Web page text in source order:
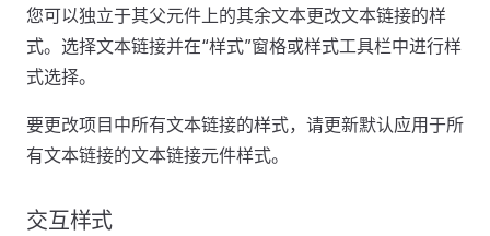
您可以独立于其父元件上的其余文本更改文本链接的样
式。选择文本链接并在“样式”窗格或样式工具栏中进行样
式选择。
要更改项目中所有文本链接的样式，请更新默认应用于所
有文本链接的文本链接元件样式。
交互样式